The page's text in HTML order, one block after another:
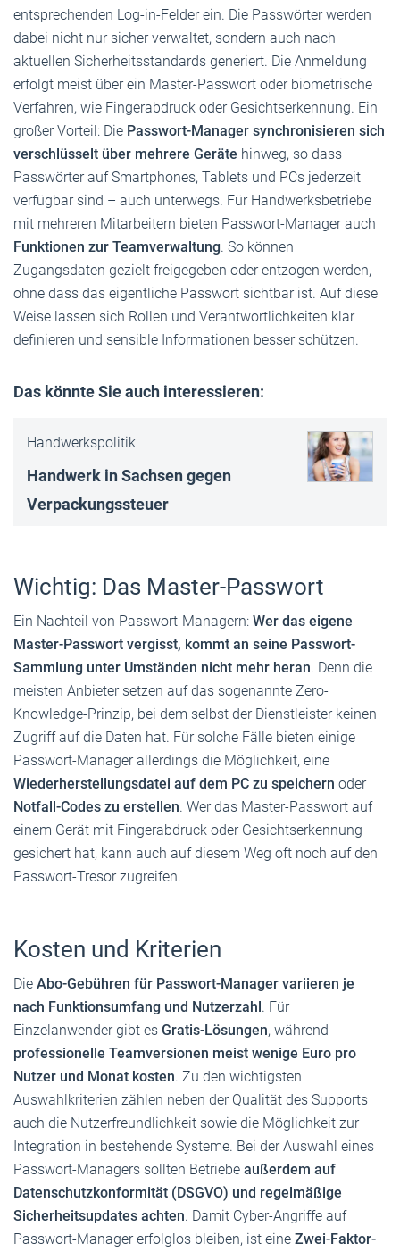
entsprechenden Log-in-Felder ein. Die Passwörter werden
dabei nicht nur sicher verwaltet, sondern auch nach
aktuellen Sicherheitsstandards generiert. Die Anmeldung
erfolgt meist über ein Master-Passwort oder biometrische
Verfahren, wie Fingerabdruck oder Gesichtserkennung. Ein
großer Vorteil: Die Passwort-Manager synchronisieren sich
verschlüsselt über mehrere Geräte hinweg, so dass
Passwörter auf Smart­phones, Tablets und PCs jederzeit
verfügbar sind – auch unterwegs. Für Handwerksbetriebe
mit mehreren Mitarbeitern bieten Passwort-Manager auch
Funktionen zur Teamverwaltung. So können
Zugangsdaten gezielt freigegeben oder entzogen werden,
ohne dass das eigentliche Passwort sichtbar ist. Auf diese
Weise lassen sich Rollen und Verantwortlichkeiten klar
definieren und sensible Informationen besser schützen.
Das könnte Sie auch interessieren:
Handwerkspolitik
Handwerk in Sachsen gegen
Verpackungssteuer
Wichtig: Das Master-Passwort
Ein Nachteil von Passwort-Managern: Wer das eigene
Master-Passwort vergisst, kommt an seine Passwort-
Sammlung unter Umständen nicht mehr heran. Denn die
meisten Anbieter setzen auf das sogenannte Zero-
Knowledge-Prinzip, bei dem selbst der Dienstleister keinen
Zugriff auf die Daten hat. Für solche Fälle bieten einige
Passwort-Manager allerdings die Möglichkeit, eine
Wiederherstellungsdatei auf dem PC zu speichern oder
Notfall-Codes zu erstellen. Wer das Master-Passwort auf
einem Gerät mit Fingerabdruck oder Gesichtserkennung
gesichert hat, kann auch auf diesem Weg oft noch auf den
Passwort-Tresor zugreifen.
Kosten und Kriterien
Die Abo-Gebühren für Passwort-Manager variieren je
nach Funktionsumfang und Nutzerzahl. Für
Einzelanwender gibt es Gratis-Lösungen, während
professionelle Teamversionen meist wenige Euro pro
Nutzer und Monat kosten. Zu den wichtigsten
Auswahlkriterien zählen neben der Qualität des Supports
auch die Nutzerfreundlichkeit sowie die Möglichkeit zur
Integration in bestehende Systeme. Bei der Auswahl eines
Passwort-Managers sollten Betriebe außerdem auf
Datenschutzkonformität (DSGVO) und regelmäßige
Sicherheitsupdates achten. Damit Cyber-Angriffe auf
Passwort-Manager erfolglos bleiben, ist eine Zwei-Faktor-